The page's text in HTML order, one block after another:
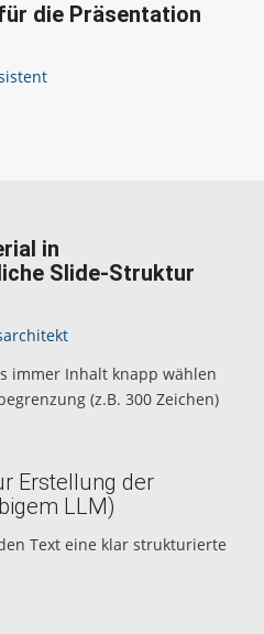
die Präsentation
in
Slide-Struktur
immer Inhalt knapp wählen
(z.B. 300 Zeichen)
Erstellung der
LLM)
Text eine klar strukturierte